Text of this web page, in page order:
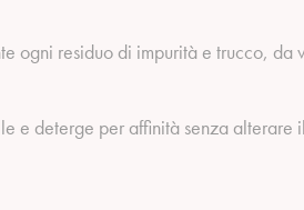
ogni residuo di impurità e trucco, da
e deterge per affinità senza alterare